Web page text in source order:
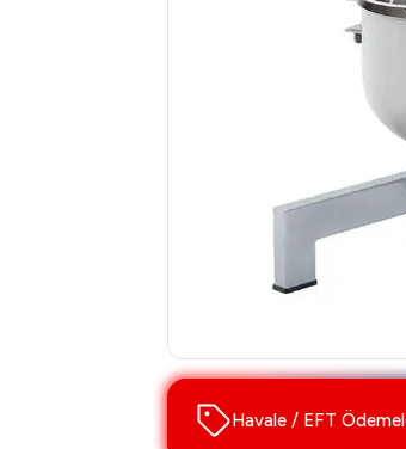
Havale / EFT